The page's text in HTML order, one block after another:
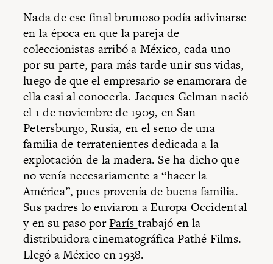
Nada de ese final brumoso podía adivinarse
en la época en que la pareja de
coleccionistas arribó a México, cada uno
por su parte, para más tarde unir sus vidas,
luego de que el empresario se enamorara de
ella casi al conocerla. Jacques Gelman nació
el 1 de noviembre de 1909, en San
Petersburgo, Rusia, en el seno de una
familia de terratenientes dedicada a la
explotación de la madera. Se ha dicho que
no venía necesariamente a “hacer la
América”, pues provenía de buena familia.
Sus padres lo enviaron a Europa Occidental
y en su paso porParís trabajó en la
distribuidora cinematográfica Pathé Films.
Llegó a México en 1938.